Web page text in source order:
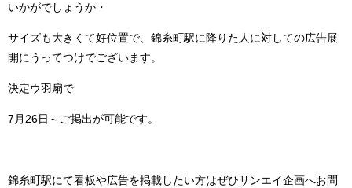
いかがでしょうか・
サイズも大きくて好位置で、錦糸町駅に降りた人に対しての広告展
開にうってつけでございます。
決定ウ羽扇で
7月26日～ご掲出が可能です。
錦糸町駅にて看板や広告を掲載したい方はぜひサンエイ企画へお問